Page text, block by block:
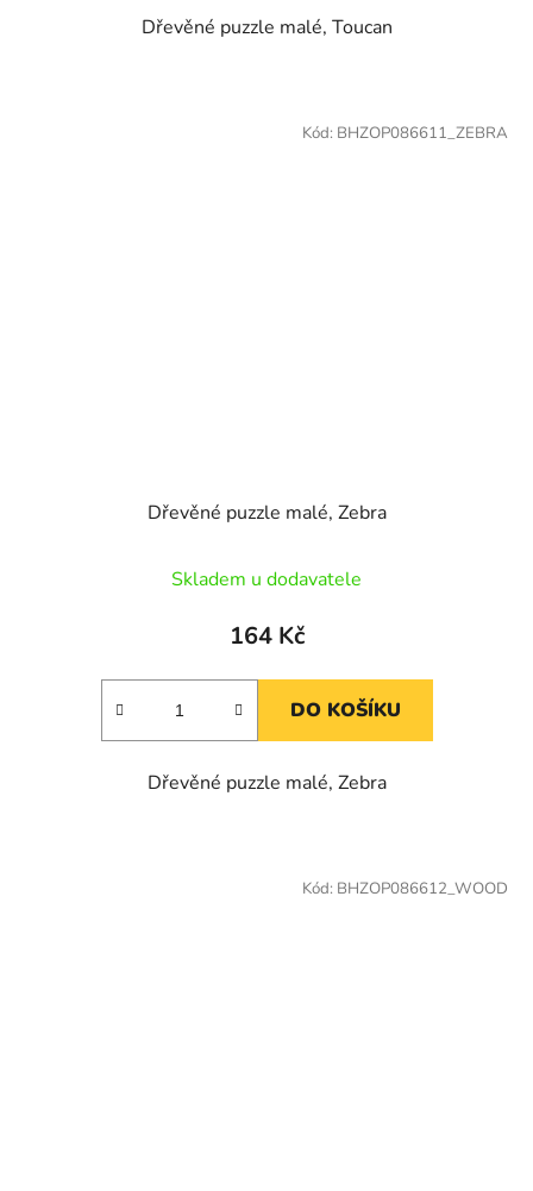
Dřevěné puzzle malé, Toucan
Dřevěné puzzle malé, Zebra
Skladem u dodavatele
164 Kč
DO KOŠÍKU
Dřevěné puzzle malé, Zebra
Kód: BHZOP086611_ZEBRA
Kód: BHZOP086612_WOOD